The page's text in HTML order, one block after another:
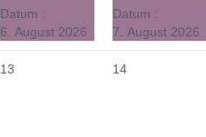
Datum :
6. August 2026
Datum :
7. August 2026
13 14